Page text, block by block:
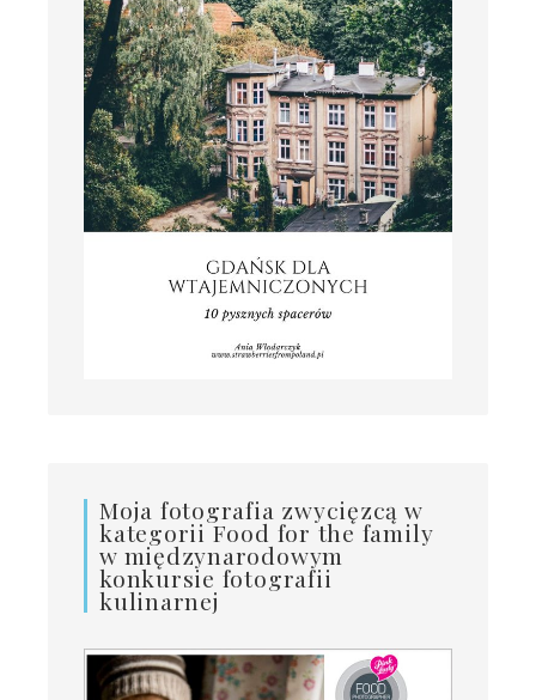
Moja fotografia zwycięzcą w
kategorii Food for the family
w międzynarodowym
konkursie fotografii
kulinarnej